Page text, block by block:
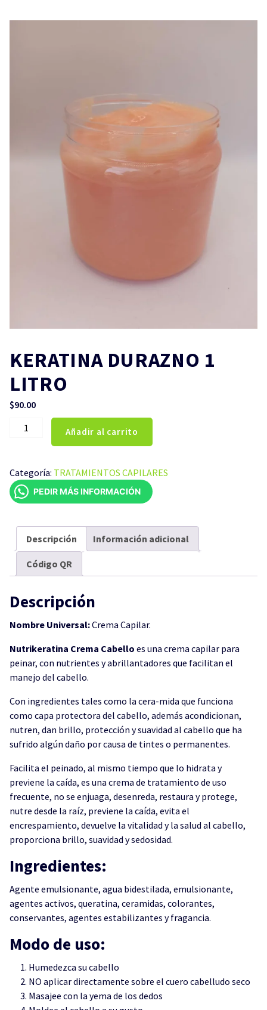
KERATINA DURAZNO 1
LITRO
$90.00
KERATINA
LITRO
cantidad
Añadir al carrito
Categoría: TRATAMIENTOS CAPILARES
PEDIR MÁS INFORMACIÓN
Descripción Información adicional
Código QR
Descripción
Nombre Universal:Crema Capilar.
Nutrikeratina Crema Cabello es una crema capilar para
peinar, con nutrientes y abrillantadores que facilitan el
manejo del cabello.
Con ingredientes tales como la cera-mida que funciona
como capa protectora del cabello, además acondicionan,
nutren, dan brillo, protección y suavidad al cabello que ha
sufrido algún daño por causa de tintes o permanentes.
Facilita el peinado, al mismo tiempo que lo hidrata y
previene la caída, es una crema de tratamiento de uso
frecuente, no se enjuaga, desenreda, restaura y protege,
nutre desde la raíz, previene la caída, evita el
encrespamiento, devuelve la vitalidad y la salud al cabello,
proporciona brillo, suavidad y sedosidad.
Ingredientes:
Agente emulsionante, agua bidestilada, emulsionante,
agentes activos, queratina, ceramidas, colorantes,
conservantes, agentes estabilizantes y fragancia.
Modo de uso:
Humedezca su cabello
NO aplicar directamente sobre el cuero cabelludo seco
Masajee con la yema de los dedos